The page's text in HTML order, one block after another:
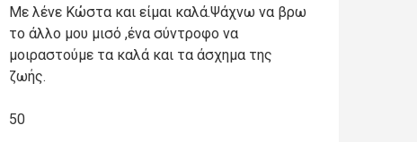
Με λένε Κώστα και είμαι καλά.Ψάχνω να βρω
το άλλο μου μισό ,ένα σύντροφο να
μοιραστούμε τα καλά και τα άσχημα της
ζωής.
50